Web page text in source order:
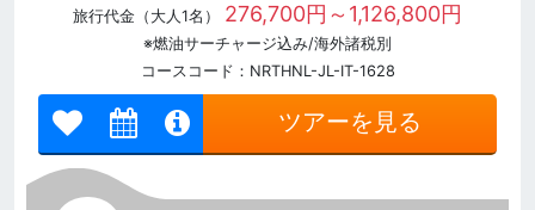
旅行代金（大人1名） 276,700円～1,126,800円
※燃油サーチャージ込み/海外諸税別
コースコード：NRTHNL-JL-IT-1628
ツアーを見る